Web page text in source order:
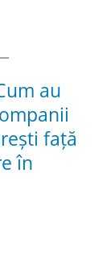
au
față
în